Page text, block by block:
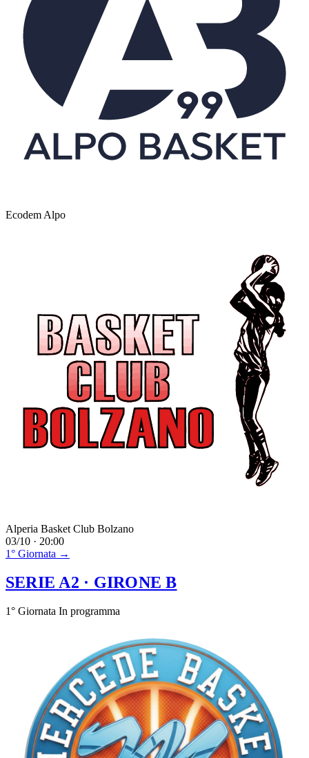
Ecodem Alpo
Alperia Basket Club Bolzano
03/10 · 20:00
1° Giornata →
SERIE A2 · GIRONE B
1° Giornata In programma